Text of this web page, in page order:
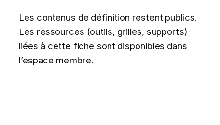
Les contenus de définition restent publics.
Les ressources (outils, grilles, supports)
liées à cette fiche sont disponibles dans
l’espace membre.